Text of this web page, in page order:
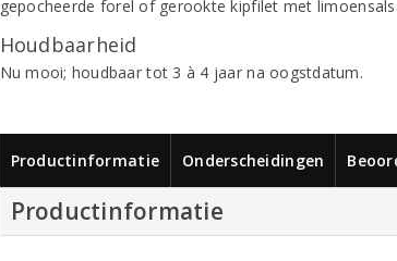
gepocheerde forel of gerookte kipfilet met
Houdbaarheid
Nu mooi; houdbaar tot 3 à 4 jaar na oogstdatum.
Productinformatie Onderscheidingen
Productinformatie